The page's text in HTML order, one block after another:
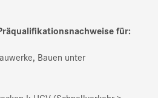
für:
Bauen unter